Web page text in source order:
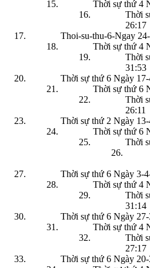
Thời sự thứ 4
Thời
26:17
Thoi-su-thu-6-Ngay
Thời sự thứ 4
Thời
31:53
Thời sự thứ 6 Ngày
Thời sự thứ 6
Thời
26:11
Thời sự thứ 2 Ngày
Thời sự thứ 6
Thời
Thời sự thứ 6 Ngày 3-
Thời sự thứ 4
Thời
31:14
Thời sự thứ 6 Ngày
Thời sự thứ 4
Thời
27:17
Thời sự thứ 6 Ngày